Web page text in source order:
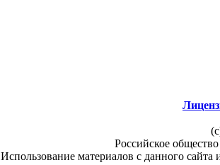
Российское
Использование материалов с данного